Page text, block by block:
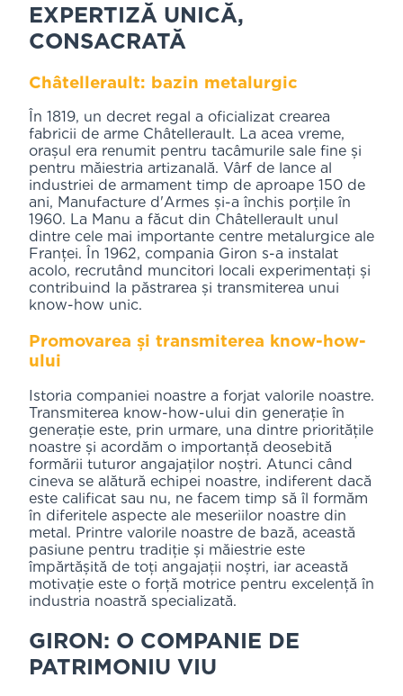
EXPERTIZĂ UNICĂ,
CONSACRATĂ
Châtellerault: bazin metalurgic
În 1819, un decret regal a oficializat crearea
fabricii de arme Châtellerault. La acea vreme,
orașul era renumit pentru tacâmurile sale fine și
pentru măiestria artizanală. Vârf de lance al
industriei de armament timp de aproape 150 de
ani, Manufacture d'Armes și-a închis porțile în
1960. La Manu a făcut din Châtellerault unul
dintre cele mai importante centre metalurgice ale
Franței. În 1962, compania Giron s-a instalat
acolo, recrutând muncitori locali experimentați și
contribuind la păstrarea și transmiterea unui
know-how unic.
Promovarea și transmiterea know-how-
ului
Istoria companiei noastre a forjat valorile noastre.
Transmiterea know-how-ului din generație în
generație este, prin urmare, una dintre prioritățile
noastre și acordăm o importanță deosebită
formării tuturor angajaților noștri. Atunci când
cineva se alătură echipei noastre, indiferent dacă
este calificat sau nu, ne facem timp să îl formăm
în diferitele aspecte ale meseriilor noastre din
metal. Printre valorile noastre de bază, această
pasiune pentru tradiție și măiestrie este
împărtășită de toți angajații noștri, iar această
motivație este o forță motrice pentru excelență în
industria noastră specializată.
GIRON: O COMPANIE DE
PATRIMONIU VIU